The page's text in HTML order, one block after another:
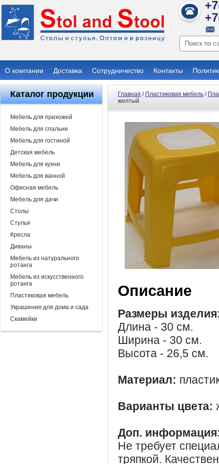
О компании Доставка Сотрудничество Контакты
Каталог продукции
Мебель для прихожей
Мебель для спальни
Мебель для гостиной
Детская мебель
Мебель для кухни
Мебель для ванной
Офисная мебель
Мебель для дачи
Столы
Стулья
Кресла
Диваны
Мебель из натурального
ротанга
Мебель из искусственного
ротанга
Пластиковая мебель
Украшения для дома и сада
Скамейки
Главная / Пластиковая мебель /
желтый
Описание
Размеры
Длина - 30 см.
Ширина - 30 см.
Высота - 26,5 см.
Материал:
Варианты цвета:
Доп.
Не требует
тряпкой.